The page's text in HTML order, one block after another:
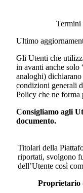
Termini
Ultimo
Gli Utenti che
in avanti anche solo
analoghi) dichiarano
condizioni generali
Policy che ne forma
Consigliamo agli
documento.
Titolari della
riportati, svolgono
dell’Utente così
Proprietario